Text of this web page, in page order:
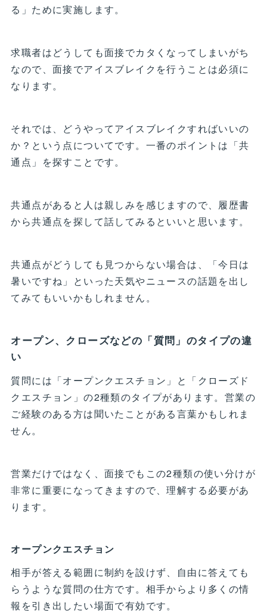
る」ために実施します。
求職者はどうしても面接でカタくなってしまいがち
なので、面接でアイスブレイクを行うことは必須に
なります。
それでは、どうやってアイスブレイクすればいいの
か？という点についてです。一番のポイントは「共
通点」を探すことです。
共通点があると人は親しみを感じますので、履歴書
から共通点を探して話してみるといいと思います。
共通点がどうしても見つからない場合は、「今日は
暑いですね」といった天気やニュースの話題を出し
てみてもいいかもしれません。
オープン、クローズなどの「質問」のタイプの違
い
質問には「オープンクエスチョン」と「クローズド
クエスチョン」の2種類のタイプがあります。営業の
ご経験のある方は聞いたことがある言葉かもしれま
せん。
営業だけではなく、面接でもこの2種類の使い分けが
非常に重要になってきますので、理解する必要があ
ります。
オープンクエスチョン
相手が答える範囲に制約を設けず、自由に答えても
らうような質問の仕方です。相手からより多くの情
報を引き出したい場面で有効です。